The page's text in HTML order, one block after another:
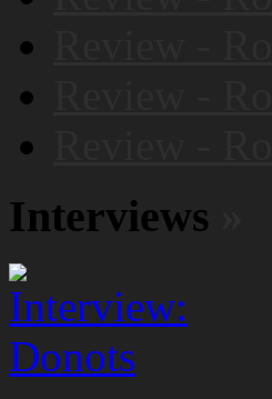
Interviews